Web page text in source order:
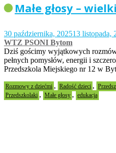
Małe głosy –
30 października, 202513 listopada,
WTZ PSONI Bytom
Dziś gościmy wyjątkowych
pełnych pomysłów, energii i
Przedszkola Miejskiego nr 12 w
Rozmowy z dziećmi , Radość dzieci ,
Przedszkolaki , Małe głosy , edukacja